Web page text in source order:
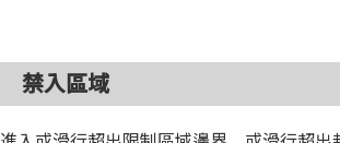
禁入區域